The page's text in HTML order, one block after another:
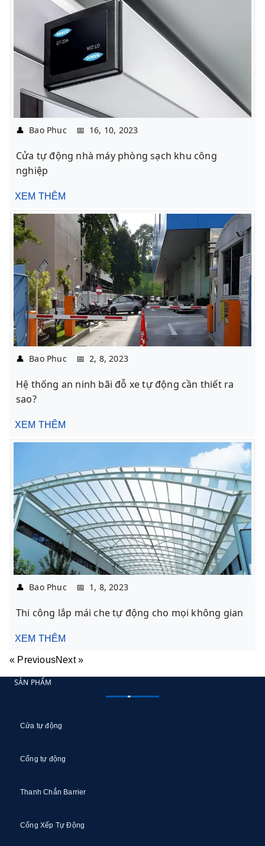
👤 Bao Phuc 📅 16, 10, 2023
Cửa tự động nhà máy phòng sạch khu công
nghiệp
XEM THÊM
👤 Bao Phuc 📅 2, 8, 2023
Hệ thống an ninh bãi đỗ xe tự động cần thiết ra
sao?
XEM THÊM
👤 Bao Phuc 📅 1, 8, 2023
Thi công lắp mái che tự động cho mọi không gian
XEM THÊM
« PreviousNext »
SẢN PHẨM
Cửa tự động
Cổng tự động
Thanh Chắn Barrier
Cổng Xếp Tự Động